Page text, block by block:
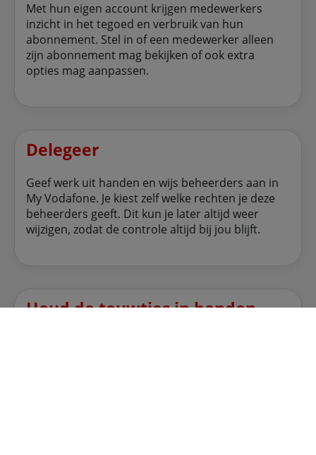
Met hun eigen account krijgen medewerkers
inzicht in het tegoed en verbruik van hun
abonnement. Stel in of een medewerker alleen
zijn abonnement mag bekijken of ook extra
opties mag aanpassen.
Delegeer
Geef werk uit handen en wijs beheerders aan in
My Vodafone. Je kiest zelf welke rechten je deze
beheerders geeft. Dit kun je later altijd weer
wijzigen, zodat de controle altijd bij jou blijft.
Houd de touwtjes in handen